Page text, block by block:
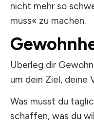
nicht mehr so
muss« zu machen.
Überleg dir
um dein Ziel, deine
Was musst du
schaffen, was du